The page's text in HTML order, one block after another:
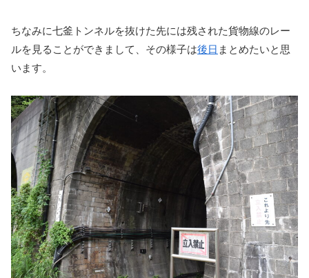
ちなみに七釜トンネルを抜けた先には残された貨物線のレー
ルを見ることができまして、その様子は後日 まとめたいと思
います。